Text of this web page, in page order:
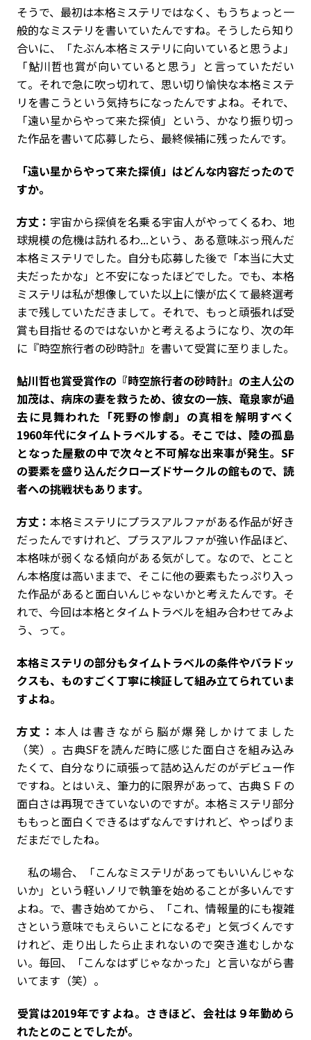
そうで、最初は本格ミステリではなく、もうちょっと一
般的なミステリを書いていたんですね。そうしたら知り
合いに、「たぶん本格ミステリに向いていると思うよ」
「鮎川哲也賞が向いていると思う」と言っていただい
て。それで急に吹っ切れて、思い切り愉快な本格ミステ
リを書こうという気持ちになったんですよね。それで、
「遠い星からやって来た探偵」という、かなり振り切っ
た作品を書いて応募したら、最終候補に残ったんです。
――「遠い星からやって来た探偵」はどんな内容だったので
すか。
方丈： 宇宙から探偵を名乗る宇宙人がやってくるわ、地
球規模の危機は訪れるわ...という、ある意味ぶっ飛んだ
本格ミステリでした。自分も応募した後で「本当に大丈
夫だったかな」と不安になったほどでした。でも、本格
ミステリは私が想像していた以上に懐が広くて最終選考
まで残していただきまして。それで、もっと頑張れば受
賞も目指せるのではないかと考えるようになり、次の年
に『時空旅行者の砂時計』を書いて受賞に至りました。
――鮎川哲也賞受賞作の『時空旅行者の砂時計』の主人公の
加茂は、病床の妻を救うため、彼女の一族、竜泉家が過
去に見舞われた「死野の惨劇」の真相を解明すべく
1960年代にタイムトラベルする。そこでは、陸の孤島
となった屋敷の中で次々と不可解な出来事が発生。SF
の要素を盛り込んだクローズドサークルの館もので、読
者への挑戦状もあります。
方丈： 本格ミステリにプラスアルファがある作品が好き
だったんですけれど、プラスアルファが強い作品ほど、
本格味が弱くなる傾向がある気がして。なので、とこと
ん本格度は高いままで、そこに他の要素もたっぷり入っ
た作品があると面白いんじゃないかと考えたんです。そ
れで、今回は本格とタイムトラベルを組み合わせてみよ
う、って。
――本格ミステリの部分もタイムトラベルの条件やパラドッ
クスも、ものすごく丁寧に検証して組み立てられていま
すよね。
方丈： 本人は書きながら脳が爆発しかけてました
（笑）。古典SFを読んだ時に感じた面白さを組み込み
たくて、自分なりに頑張って詰め込んだのがデビュー作
ですね。とはいえ、筆力的に限界があって、古典ＳＦの
面白さは再現できていないのですが。本格ミステリ部分
ももっと面白くできるはずなんですけれど、やっぱりま
だまだでしたね。
私の場合、「こんなミステリがあってもいいんじゃな
いか」という軽いノリで執筆を始めることが多いんです
よね。で、書き始めてから、「これ、情報量的にも複雑
さという意味でもえらいことになるぞ」と気づくんです
けれど、走り出したら止まれないので突き進むしかな
い。毎回、「こんなはずじゃなかった」と言いながら書
いてます（笑）。
――受賞は2019年ですよね。さきほど、会社は９年勤めら
れたとのことでしたが。